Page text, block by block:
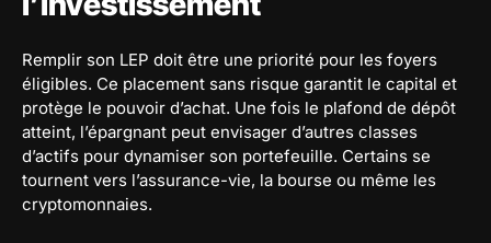
Remplir son LEP doit être une priorité pour les foyers
éligibles. Ce placement sans risque garantit le capital et
protège le pouvoir d’achat. Une fois le plafond de dépôt
atteint, l’épargnant peut envisager d’autres classes
d’actifs pour dynamiser son portefeuille. Certains se
tournent vers l’assurance-vie, la bourse ou même les
cryptomonnaies.